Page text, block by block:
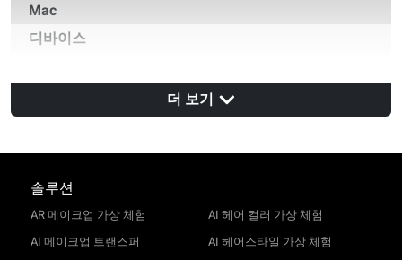
Mac
디바이스
더 보기
솔루션
AR 메이크업 가상 체험
AI 메이크업 트랜스퍼
AI 헤어 컬러 가상 체험
AI 헤어스타일 가상 체험